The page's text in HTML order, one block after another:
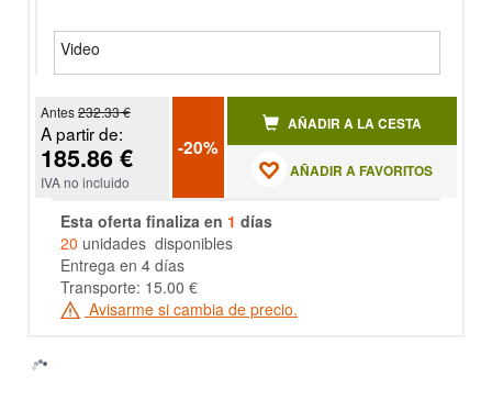
Video
Antes232.33 €
A partir de:
185.86 €
IVA no incluido
-20%
AÑADIR A LA CESTA
AÑADIR A FAVORITOS
Esta oferta finaliza en 1 días
20 unidades disponibles
Entrega en 4 días
Transporte: 15.00 €
Avisarme si cambia de precio.